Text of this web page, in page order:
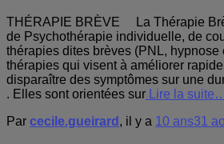
THÉRAPIE BRÈVE La Thérapie
de Psychothérapie individuelle, de
thérapies dites brèves (PNL, hypnose
thérapies qui visent à améliorer
disparaître des symptômes sur une
. Elles sont orientées sur Lire la
Par cecile.gueirard , il y a 10 ans31